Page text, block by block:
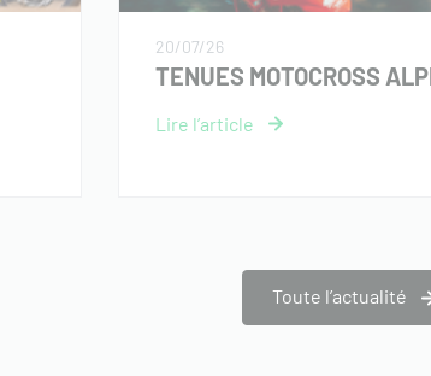
20/07/26
TENUES MOTOCROSS
Toute l’actualité